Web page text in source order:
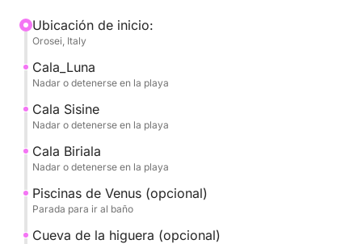
La salida desde el muelle de Marina di Orosei es a
las 10:00 h, con regreso a las 18:00 h, o, si lo
prefiere, desde las 13:00 h hasta la puesta de sol.
Es posible hacer una escala para embarcar y
desembarcar en Cala Gonone.
Descubrirá las joyas del Golfo de Orosei, entre ellas:
CALA LUNA, famosa por sus cuevas con vistas a la
Ubicación de inicio:
Orosei, Italy
Cala_Luna
Nadar o detenerse en la playa
Cala Sisine
Nadar o detenerse en la playa
Cala Biriala
Nadar o detenerse en la playa
Piscinas de Venus (opcional)
Parada para ir al baño
Cueva de la higuera (opcional)